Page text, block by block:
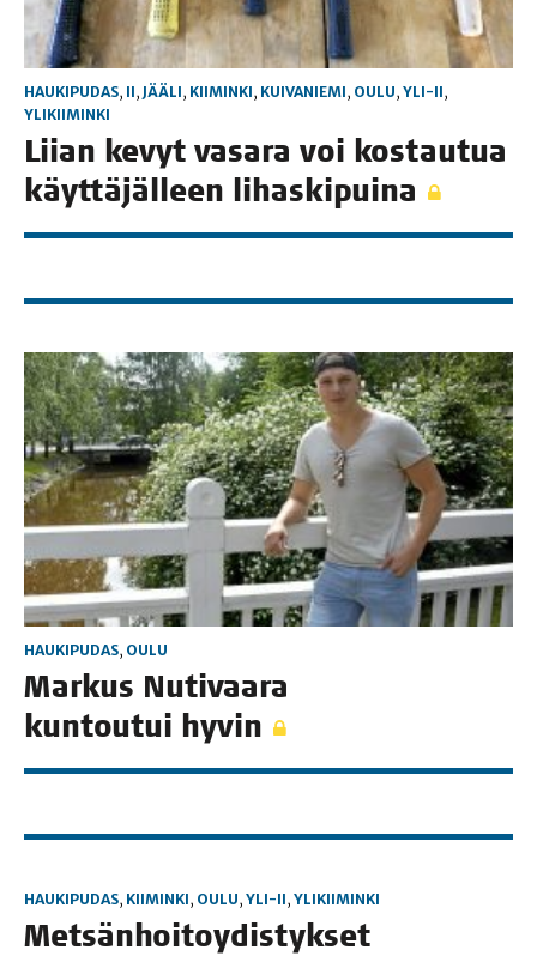
HAUKIPUDAS, II, JÄÄLI, KIIMINKI, KUIVANIEMI, OULU, YLI-II,
YLIKIIMINKI
Lii­an kevyt vasa­ra voi kos­tau­tua
käyt­tä­jäl­leen lihaskipuina
HAUKIPUDAS, OULU
Mar­kus Nuti­vaa­ra
kun­tou­tui hyvin
HAUKIPUDAS, KIIMINKI, OULU, YLI-II, YLIKIIMINKI
Met­sän­hoi­to­y­dis­tyk­set